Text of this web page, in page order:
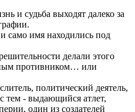
и судьба выходят далеко за
само имя находились под
делали этого
противником… или
политический деятель,
тем - выдающийся атлет,
один из создателей